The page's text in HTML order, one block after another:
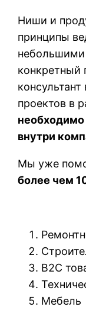
Ниши и
принципы
конкретный
проектов в
необходимо
внутри
Мы уже
более чем
B2C
Мебель